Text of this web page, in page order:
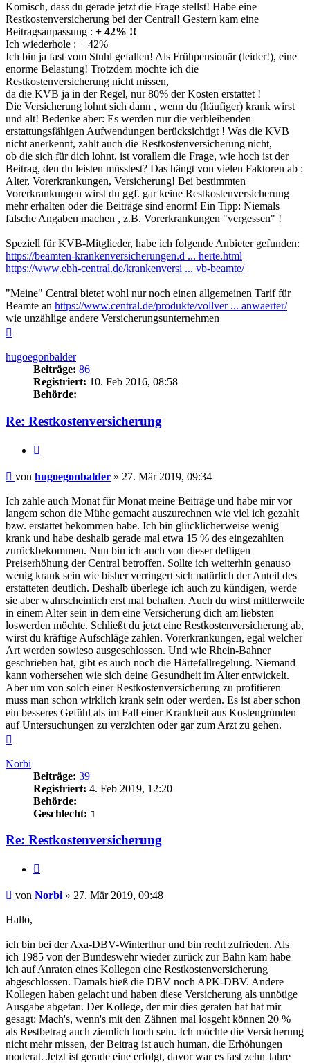
Komisch, dass du gerade jetzt die Frage stellst! Habe eine
Restkostenversicherung bei der Central! Gestern kam eine
Beitragsanpassung : + 42% !!
Ich wiederhole : + 42%
Ich bin ja fast vom Stuhl gefallen! Als Frühpensionär (leider!), eine
enorme Belastung! Trotzdem möchte ich die
Restkostenversicherung nicht missen,
da die KVB ja in der Regel, nur 80% der Kosten erstattet !
Die Versicherung lohnt sich dann , wenn du (häufiger) krank wirst
und alt! Bedenke aber: Es werden nur die verbleibenden
erstattungsfähigen Aufwendungen berücksichtigt ! Was die KVB
nicht anerkennt, zahlt auch die Restkostenversicherung nicht,
ob die sich für dich lohnt, ist vorallem die Frage, wie hoch ist der
Beitrag, den du leisten müsstest? Das hängt von vielen Faktoren ab :
Alter, Vorerkrankungen, Versicherung! Bei bestimmten
Vorerkrankungen wirst du ggf. gar keine Restkostenversicherung
mehr erhalten oder die Beiträge sind enorm! Ein Tipp: Niemals
falsche Angaben machen , z.B. Vorerkrankungen "vergessen" !
Speziell für KVB-Mitglieder, habe ich folgende Anbieter gefunden:
https://beamten-krankenversicherungen.d ... herte.html
https://www.ebh-central.de/krankenversi ... vb-beamte/
"Meine" Central bietet wohl nur noch einen allgemeinen Tarif für
Beamte an https://www.central.de/produkte/vollver ... anwaerter/
wie unzählige andere Versicherungsunternehmen
hugoegonbalder
Beiträge: 86
Registriert: 10. Feb 2016, 08:58
Behörde:
Re: Restkostenversicherung
Beitrag
von hugoegonbalder » 27. Mär 2019, 09:34
Ich zahle auch Monat für Monat meine Beiträge und habe mir vor
langem schon die Mühe gemacht auszurechnen wie viel ich gezahlt
bzw. erstattet bekommen habe. Ich bin glücklicherweise wenig
krank und habe deshalb gerade mal etwa 15 % des eingezahlten
zurückbekommen. Nun bin ich auch von dieser deftigen
Preiserhöhung der Central betroffen. Sollte ich weiterhin genauso
wenig krank sein wie bisher verringert sich natürlich der Anteil des
erstatteten deutlich. Deshalb überlege ich auch zu kündigen, werde
sie aber wahrscheinlich erst mal behalten. Auch du wirst mittlerweile
in einem Alter sein in dem eine Versicherung dich am liebsten
loswerden möchte. Schließt du jetzt eine Restkostenversicherung ab,
wirst du kräftige Aufschläge zahlen. Vorerkrankungen, egal welcher
Art werden sowieso ausgeschlossen. Und wie Rhein-Bahner
geschrieben hat, gibt es auch noch die Härtefallregelung. Niemand
kann vorhersehen wie sich deine Gesundheit im Alter entwickelt.
Aber um von solch einer Restkostenversicherung zu profitieren
muss man schon wirklich krank sein oder werden. Es ist aber schon
ein besseres Gefühl als im Fall einer Krankheit aus Kostengründen
auf Untersuchungen zu verzichten oder gar zum Arzt zu gehen.
Norbi
Beiträge: 39
Registriert: 4. Feb 2019, 12:20
Behörde:
Geschlecht:
Re: Restkostenversicherung
Beitrag
von Norbi » 27. Mär 2019, 09:48
Hallo,
ich bin bei der Axa-DBV-Winterthur und bin recht zufrieden. Als
ich 1985 von der Bundeswehr wieder zurück zur Bahn kam habe
ich auf Anraten eines Kollegen eine Restkostenversicherung
abgeschlossen. Damals hieß die DBV noch APK-DBV. Andere
Kollegen haben gelacht und haben diese Versicherung als unnötige
Ausgabe abgetan. Der Kollege, der mir dies geraten hat hat mir
gesagt: Mach's, wenn's mit den Zähnen mal losgeht können 20 %
als Restbetrag auch ziemlich hoch sein. Ich möchte die Versicherung
nicht mehr missen, der Beitrag ist auch human, die Erhöhungen
moderat. Jetzt ist gerade eine erfolgt, davor war es fast zehn Jahre